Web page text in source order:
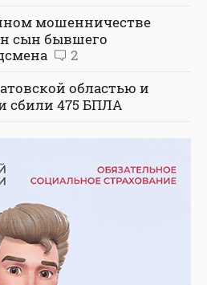
мошенничестве
сын бывшего
2
областью и
сбили 475 БПЛА